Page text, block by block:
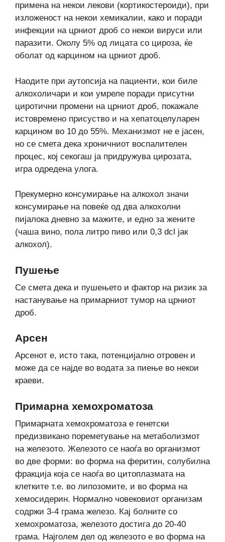
примена на некои лекови (кортикостероиди), при
изложеност на некои хемикалии, како и поради
инфекции на црниот дроб со некои вируси или
паразити. Околу 5% од лицата со цироза, ќе
оболат од карцином на црниот дроб.
Наодите при аутопсија на пациенти, кои биле
алкохоличари и кои умреле поради присутни
циротични промени на црниот дроб, покажале
истовремено присуство и на хепатоцелуларен
карцином во 10 до 55%. Механизмот не е јасен,
но се смета дека хроничниот воспалителен
процес, кој секогаш ја придружува цирозата,
игра одредена улога.
Прекумерно консумирање на алкохол значи
консумирање на повеќе од два алкохолни
пијалока дневно за мажите, и едно за жените
(чаша вино, пола литро пиво или 0,3 dcl јак
алкохол).
Пушење
Се смета дека и пушењето и фактор на ризик за
настанување на примарниот тумор на црниот
дроб.
Арсен
Арсенот е, исто така, потенцијално отровен и
може да се најде во водата за пиење во некои
краеви.
Примарна хемохроматоза
Примарната хемохроматоза е генетски
предизвикано пореметување на метаболизмот
на железото. Железото се наоѓа во организмот
во две форми: во форма на феритин, солубилна
фракција која се наоѓа во цитоплазмата на
клетките т.е. во липозомите, и во форма на
хемосидерин. Нормално човековиот организам
содржи 3-4 грама железо. Кај болните со
хемохроматоза, железото достига до 20-40
грама. Најголем дел од железото е во форма на